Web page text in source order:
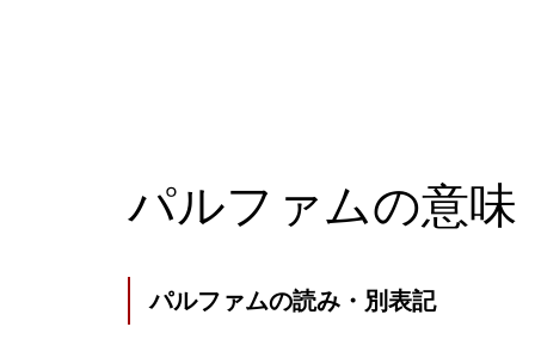
パルファムの意味
パルファムの読み・別表記